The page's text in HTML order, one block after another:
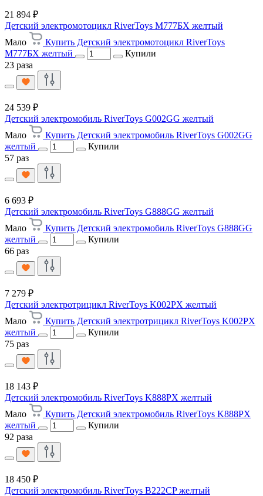
21 894 ₽
Детский электромотоцикл RiverToys М777БХ желтый
Мало
Купить Детский электромотоцикл RiverToys
М777БХ желтый
Купили
23 раза
24 539 ₽
Детский электромобиль RiverToys G002GG желтый
Мало
Купить Детский электромобиль RiverToys G002GG
желтый
Купили
57 раз
6 693 ₽
Детский электромобиль RiverToys G888GG желтый
Мало
Купить Детский электромобиль RiverToys G888GG
желтый
Купили
66 раз
7 279 ₽
Детский электротрицикл RiverToys K002PX желтый
Мало
Купить Детский электротрицикл RiverToys K002PX
желтый
Купили
75 раз
18 143 ₽
Детский электромобиль RiverToys K888PX желтый
Мало
Купить Детский электромобиль RiverToys K888PX
желтый
Купили
92 раза
18 450 ₽
Детский электромобиль RiverToys B222CP желтый